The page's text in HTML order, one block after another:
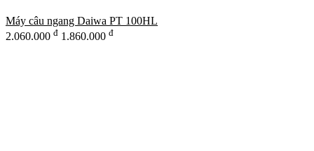
Máy câu ngang Daiwa PT 100HL
2.060.000 đ 1.860.000 đ